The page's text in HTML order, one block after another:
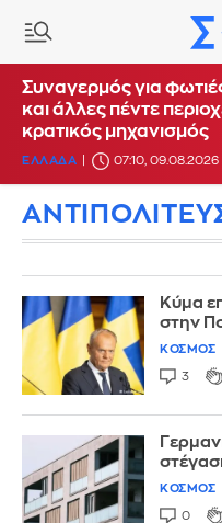
Συναγερμός για
και άλλες πέντε
κρατικός μηχανισμός
ΕΛΛΑΔΑ 07:10, 09.08.2026
Κύμα
στην
ΚΟΣΜΟΣ
3
ΚΟΣΜΟΣ
0